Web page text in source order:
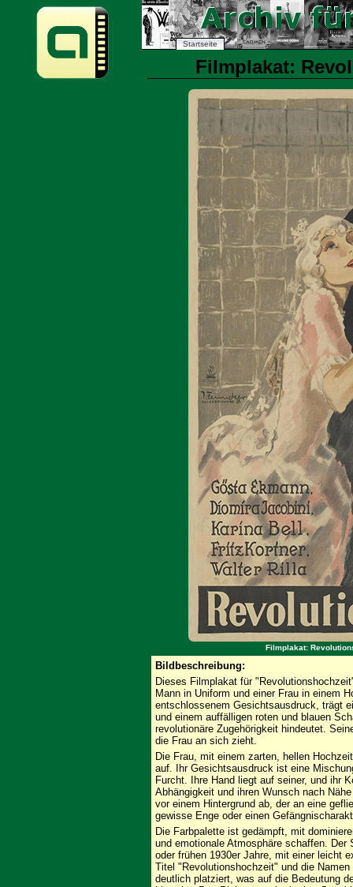
Startseite
Filmplakat:
Filmplakat:
Bildbeschreibung:
Dieses Filmplakat für
Mann in Uniform und einer Frau in einem
entschlossenem Gesichtsausdruck, trägt
und einem auffälligen roten und blauen
revolutionäre Zugehörigkeit hindeutet.
die Frau an sich zieht.
Die Frau, mit einem zarten, hellen
auf. Ihr Gesichtsausdruck ist eine
Furcht. Ihre Hand liegt auf seiner, und ihr
Abhängigkeit und ihren Wunsch nach
vor einem Hintergrund ab, der an eine
gewisse Enge oder einen
Die Farbpalette ist gedämpft, mit
und emotionale Atmosphäre schaffen.
oder frühen 1930er Jahre, mit einer leicht
Titel "Revolutionshochzeit" und die
deutlich platziert, was auf die Bedeutung